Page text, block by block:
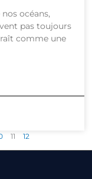
océans,
pas toujours
comme une
11 12